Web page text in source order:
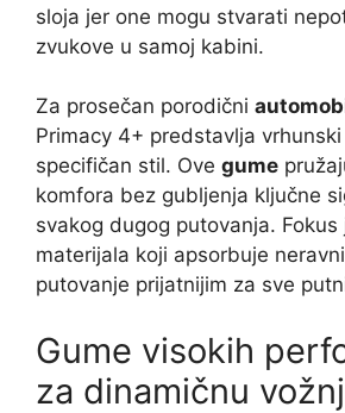
sloja jer one mogu stvarati
zvukove u samoj kabini.
Za prosečan porodični
Primacy 4+ predstavlja
specifičan stil. Ove gume
komfora bez gubljenja ključne
svakog dugog putovanja. Fokus
materijala koji apsorbuje
putovanje prijatnijim za sve
Gume visokih
za dinamičnu